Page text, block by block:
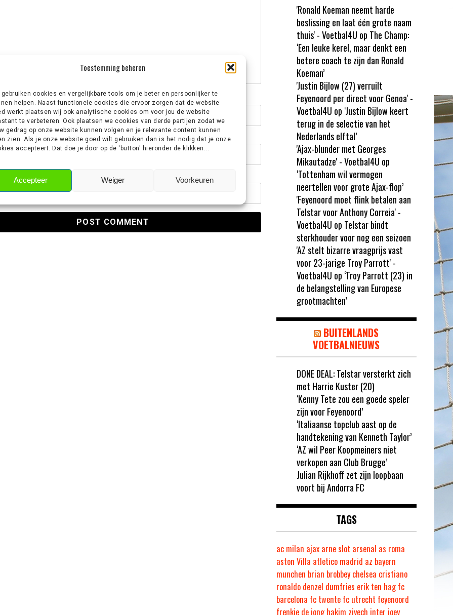
Toestemming beheren
gebruiken cookies en vergelijkbare tools om je beter en persoonlijker te
helpen. Naast functionele cookies die ervoor zorgen dat de website
werkt plaatsen wij ook analytische cookies om voor jou de website
te verbeteren. Ook plaatsen we cookies van derde partijen zodat we
gedrag op onze website kunnen volgen en je relevante content kunnen
zien. Als je onze website goed wilt gebruiken dan is het nodig dat je onze
accepteert. Dat doe je door op de 'button' hieronder de klikken...
Accepteer Weiger Voorkeuren
'Ronald Koeman neemt harde
beslissing en laat één grote naam
thuis' - Voetbal4U op The Champ:
‘Een leuke kerel, maar denkt een
betere coach te zijn dan Ronald
Koeman’
'Justin Bijlow (27) verruilt
Feyenoord per direct voor Genoa' -
Voetbal4U op ‘Justin Bijlow keert
terug in de selectie van het
Nederlands elftal’
'Ajax-blunder met Georges
Mikautadze' - Voetbal4U op
‘Tottenham wil vermogen
neertellen voor grote Ajax-flop’
'Feyenoord moet flink betalen aan
Telstar voor Anthony Correia' -
Voetbal4U op Telstar bindt
sterkhouder voor nog een seizoen
'AZ stelt bizarre vraagprijs vast
voor 23-jarige Troy Parrott' -
Voetbal4U op ‘Troy Parrott (23) in
de belangstelling van Europese
grootmachten’
BUITENLANDS
VOETBALNIEUWS
DONE DEAL: Telstar versterkt zich
met Harrie Kuster (20)
‘Kenny Tete zou een goede speler
zijn voor Feyenoord’
‘Italiaanse topclub aast op de
handtekening van Kenneth Taylor’
‘AZ wil Peer Koopmeiners niet
verkopen aan Club Brugge’
Julian Rijkhoff zet zijn loopbaan
voort bij Andorra FC
TAGS
ac milan ajax arne slot arsenal as roma
aston Villa atletico madrid az bayern
munchen brian brobbey chelsea cristiano
ronaldo denzel dumfries erik ten hag fc
barcelona fc twente fc utrecht feyenoord
frenkie de jong hakim ziyech inter joey